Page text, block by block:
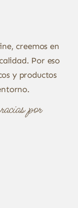
creemos en
Por eso
y productos
por